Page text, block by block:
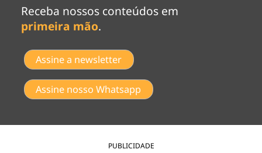
Receba nossos conteúdos em
primeira mão.
Assine a newsletter
Assine nosso Whatsapp
PUBLICIDADE